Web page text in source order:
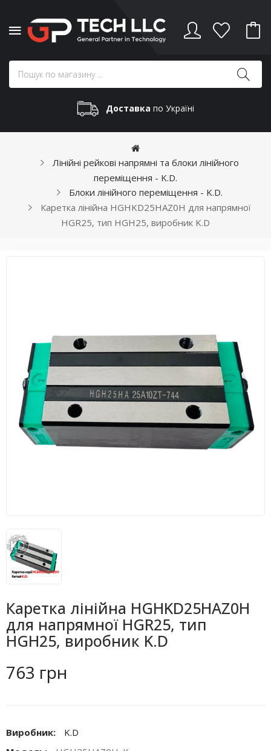
Доставка по Україні
Лінійні рейкові напрямні та блоки лінійного
переміщення - K.D.
Блоки лінійного переміщення - K.D.
Каретка лінійна HGHKD25HAZ0H для напрямної
HGR25, тип HGH25, виробник K.D
Каретка лінійна HGHKD25HAZ0H
для напрямної HGR25, тип
HGH25, виробник K.D
763 грн
Виробник:
K.D